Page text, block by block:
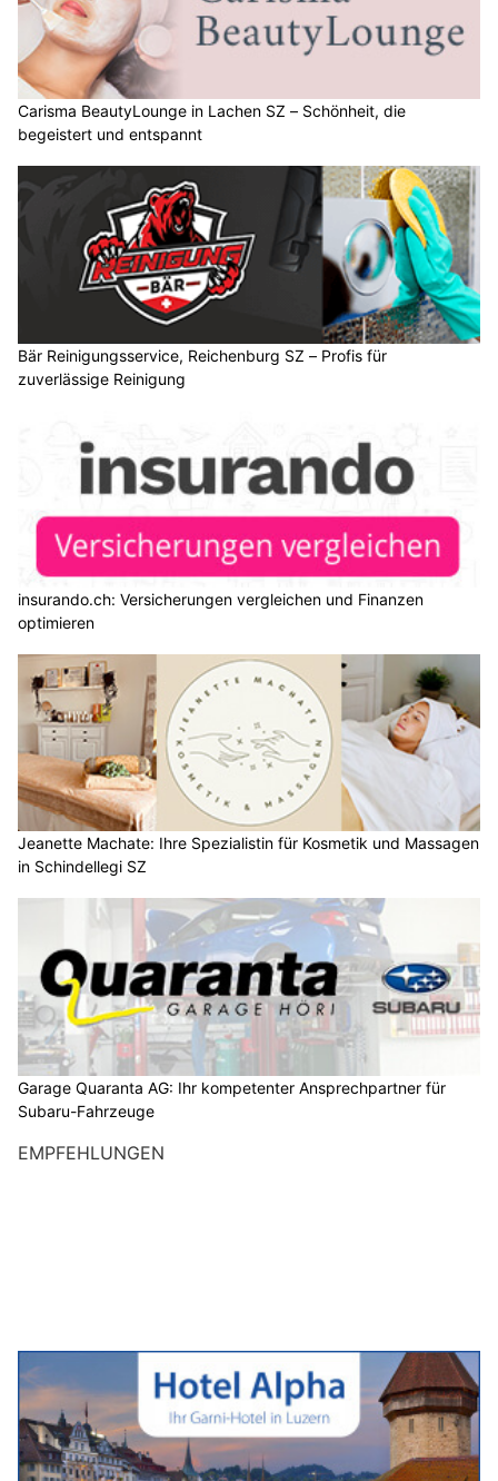
Carisma BeautyLounge in Lachen SZ – Schönheit, die
begeistert und entspannt
Bär Reinigungsservice, Reichenburg SZ – Profis für
zuverlässige Reinigung
insurando.ch: Versicherungen vergleichen und Finanzen
optimieren
Jeanette Machate: Ihre Spezialistin für Kosmetik und Massagen
in Schindellegi SZ
Garage Quaranta AG: Ihr kompetenter Ansprechpartner für
Subaru-Fahrzeuge
EMPFEHLUNGEN